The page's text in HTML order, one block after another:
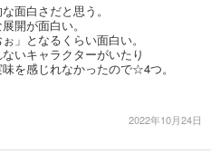
面白さだと思う。
開が面白い。
」となるくらい面白い。
いキャラクターがいたり
を感じれなかったので☆4つ。
2022年10月24日